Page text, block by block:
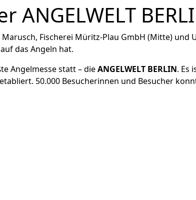
Angelmesse statt – dieANGELWELT BERLIN. Es
50.000 Besucherinnen und Besucher